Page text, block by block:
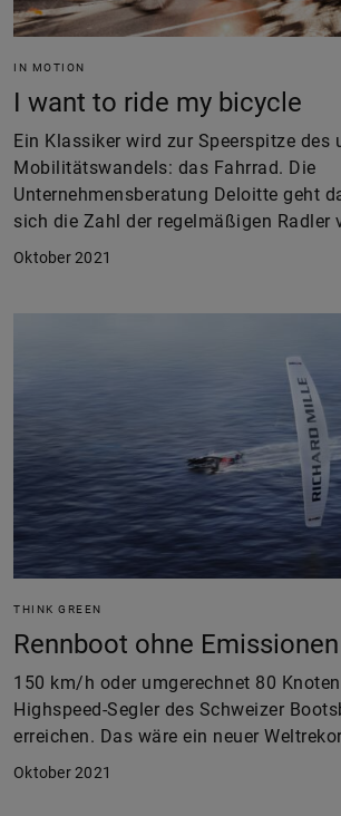
IN MOTION
I want to ride my bicycle
Ein Klassiker wird zur Speerspitze des
Mobilitätswandels: das Fahrrad. Die
Unternehmensberatung Deloitte geht
sich die Zahl der regelmäßigen Radler
Oktober 2021
THINK GREEN
Rennboot ohne Emissionen
150 km/h oder umgerechnet 80
Highspeed-Segler des Schweizer
erreichen. Das wäre ein neuer
Oktober 2021